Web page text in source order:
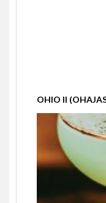
OHIO II